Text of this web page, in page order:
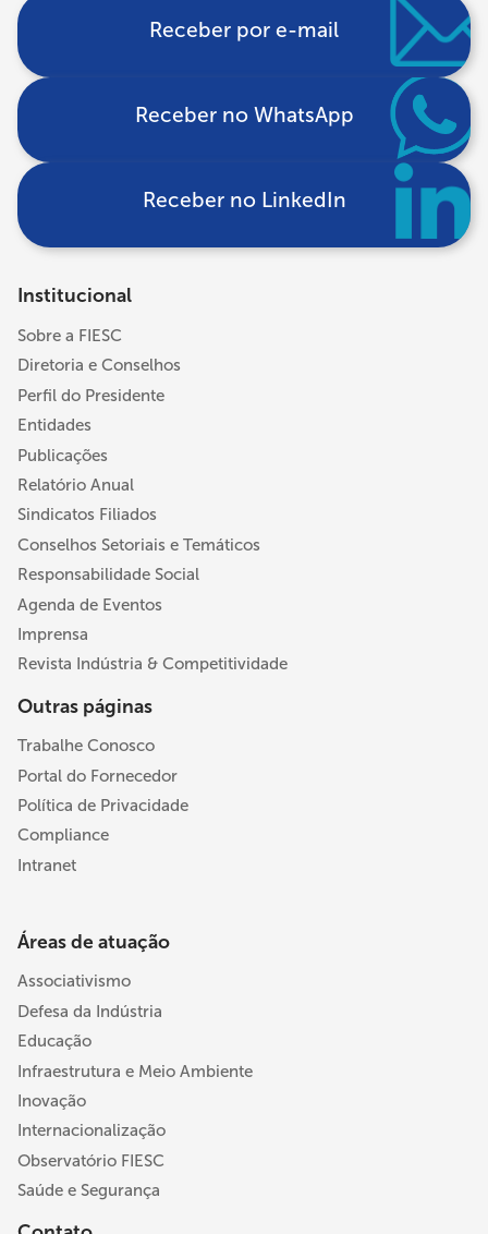
Receber por e-mail
Receber no WhatsApp
Receber no LinkedIn
Institucional
Sobre a FIESC
Diretoria e Conselhos
Perfil do Presidente
Entidades
Publicações
Relatório Anual
Sindicatos Filiados
Conselhos Setoriais e Temáticos
Responsabilidade Social
Agenda de Eventos
Imprensa
Revista Indústria & Competitividade
Outras páginas
Trabalhe Conosco
Portal do Fornecedor
Política de Privacidade
Compliance
Intranet
Áreas de atuação
Associativismo
Defesa da Indústria
Educação
Infraestrutura e Meio Ambiente
Inovação
Internacionalização
Observatório FIESC
Saúde e Segurança